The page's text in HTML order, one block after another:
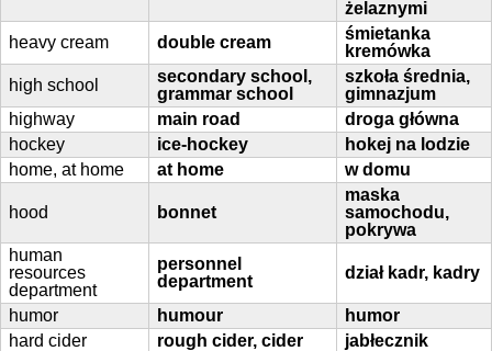
żelaznymi
heavy cream
double cream
śmietanka
kremówka
high school
secondary school,
grammar school
szkoła średnia,
gimnazjum
highway
main road
droga główna
hockey
ice-hockey
hokej na lodzie
home, at home
at home w domu
hood bonnet
maska
samochodu,
pokrywa
human
resources
department
personnel
department
dział kadr, kadry
humor humour
humor
hard cider
rough cider, cider
jabłecznik